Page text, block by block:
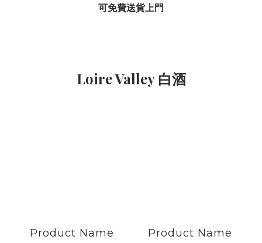
可免費送貨上門
Loire Valley 白酒
Product Name Product Name